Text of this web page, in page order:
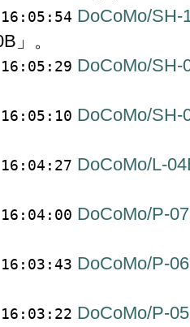
DoCoMo/SH-
」。
DoCoMo/SH-
DoCoMo/SH-
DoCoMo/L-
DoCoMo/P-
DoCoMo/P-
DoCoMo/P-